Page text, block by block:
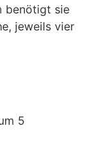
benötigt sie
jeweils vier
5